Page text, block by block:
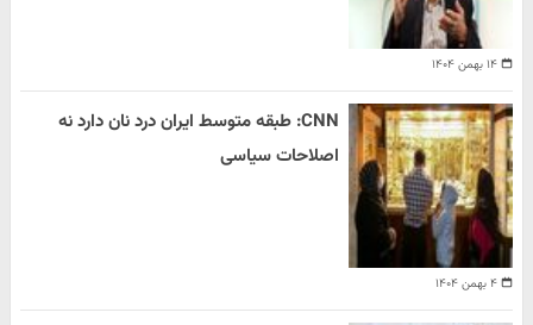
۱۴ بهمن ۱۴۰۴
۴ بهمن ۱۴۰۴
CNN: طبقه متوسط ایران درد نان دارد نه
اصلاحات سیاسی